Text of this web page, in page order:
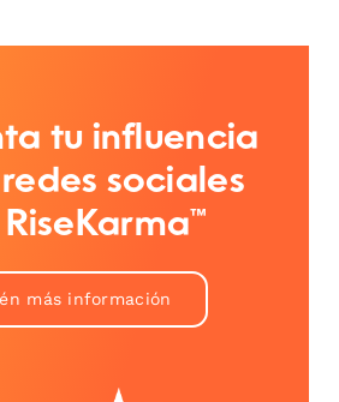
tu influencia
sociales
más información